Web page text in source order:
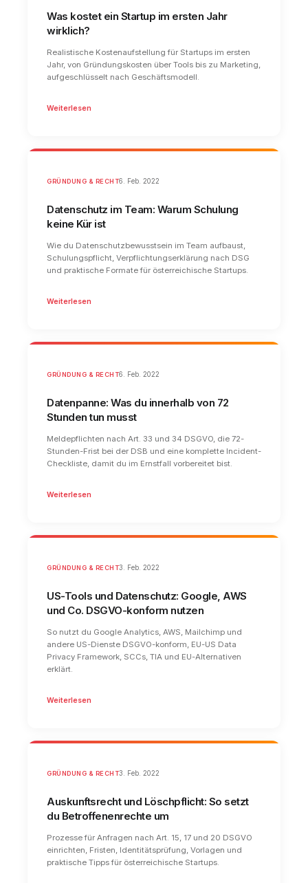
Was kostet ein Startup im ersten Jahr
wirklich?
Realistische Kostenaufstellung für Startups im ersten
Jahr, von Gründungskosten über Tools bis zu Marketing,
aufgeschlüsselt nach Geschäftsmodell.
Weiterlesen
GRÜNDUNG & RECHT6. Feb. 2022
Datenschutz im Team: Warum Schulung
keine Kür ist
Wie du Datenschutzbewusstsein im Team aufbaust,
Schulungspflicht, Verpflichtungserklärung nach DSG
und praktische Formate für österreichische Startups.
Weiterlesen
GRÜNDUNG & RECHT6. Feb. 2022
Datenpanne: Was du innerhalb von 72
Stunden tun musst
Meldepflichten nach Art. 33 und 34 DSGVO, die 72-
Stunden-Frist bei der DSB und eine komplette Incident-
Checkliste, damit du im Ernstfall vorbereitet bist.
Weiterlesen
GRÜNDUNG & RECHT3. Feb. 2022
US-Tools und Datenschutz: Google, AWS
und Co. DSGVO-konform nutzen
So nutzt du Google Analytics, AWS, Mailchimp und
andere US-Dienste DSGVO-konform, EU-US Data
Privacy Framework, SCCs, TIA und EU-Alternativen
erklärt.
Weiterlesen
GRÜNDUNG & RECHT3. Feb. 2022
Auskunftsrecht und Löschpflicht: So setzt
du Betroffenenrechte um
Prozesse für Anfragen nach Art. 15, 17 und 20 DSGVO
einrichten, Fristen, Identitätsprüfung, Vorlagen und
praktische Tipps für österreichische Startups.